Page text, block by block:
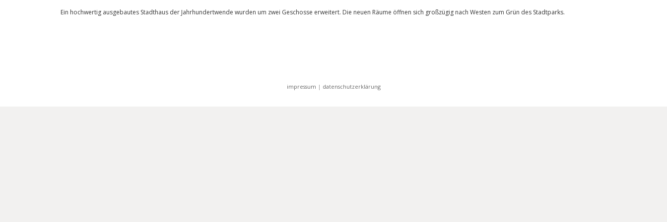
Ein hochwertig ausgebautes Stadthaus der Jahrhundertwende wurden um zwei Geschosse erweitert. Die neuen Räume öffnen sich großzügig nach Westen zum Grün des Stadtparks.
impressum | datenschutzerklärung